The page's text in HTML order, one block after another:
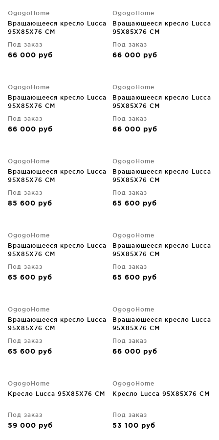
OgogoHome
Вращающееся кресло Lucca
95X85X76 CM
Под заказ
66 000 руб
OgogoHome
Вращающееся кресло Lucca
95X85X76 CM
Под заказ
66 000 руб
OgogoHome
Вращающееся кресло Lucca
95X85X76 CM
Под заказ
66 000 руб
OgogoHome
Вращающееся кресло Lucca
95X85X76 CM
Под заказ
66 000 руб
OgogoHome
Вращающееся кресло Lucca
95X85X76 CM
Под заказ
85 600 руб
OgogoHome
Вращающееся кресло Lucca
95X85X76 CM
Под заказ
65 600 руб
OgogoHome
Вращающееся кресло Lucca
95X85X76 CM
Под заказ
65 600 руб
OgogoHome
Вращающееся кресло Lucca
95X85X76 CM
Под заказ
65 600 руб
OgogoHome
Вращающееся кресло Lucca
95X85X76 CM
Под заказ
65 600 руб
OgogoHome
Вращающееся кресло Lucca
95X85X76 CM
Под заказ
66 000 руб
OgogoHome
Кресло Lucca 95X85X76 CM
Под заказ
59 000 руб
OgogoHome
Кресло Lucca 95X85X76 CM
Под заказ
53 100 руб